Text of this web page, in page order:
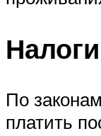
По
платить